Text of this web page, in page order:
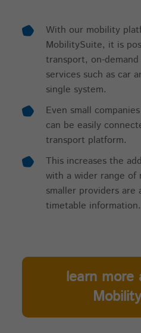
With our mobility
MobilitySuite, it is
transport, on-
services such as car
single system.
Even small
can be easily
transport platform.
This increases the
with a wider range of
smaller providers are
timetable information.
learn